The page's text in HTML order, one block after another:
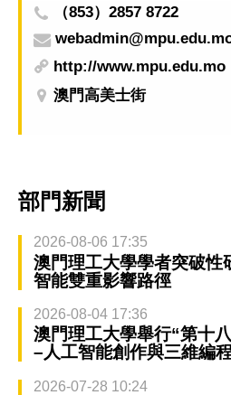
（853）2857 8722
http://www.mpu.edu.mo
澳門高美士街
部門新聞
2026-08-06 17:35
澳門理工大學學者突破性
智能雙重影響路徑
2026-08-04 17:36
澳門理工大學舉行“第十
–人工智能創作與三維編
2026-07-28 10:24